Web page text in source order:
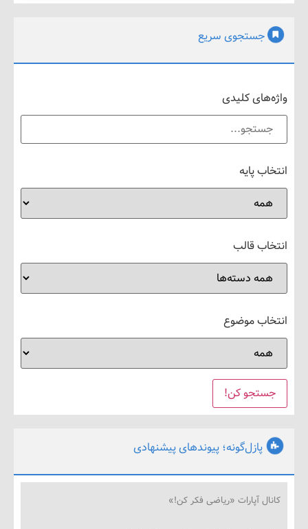
جستجوی سریع
کلیدی
پایه
قالب
موضوع
پازل‌گونه؛ پیوندهای پیشنهادی
آپارات «ریاضی فکر کن!»